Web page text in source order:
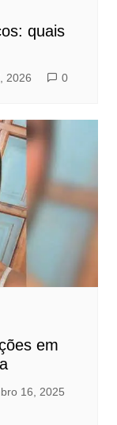
quais
2026 0
em
16, 2025